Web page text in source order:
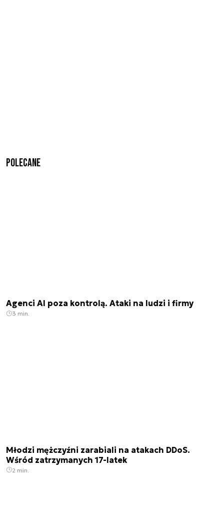
Polecane
Agenci AI poza kontrolą. Ataki na ludzi i firmy
3 min.
Młodzi mężczyźni zarabiali na atakach DDoS.
Wśród zatrzymanych 17-latek
2 min.